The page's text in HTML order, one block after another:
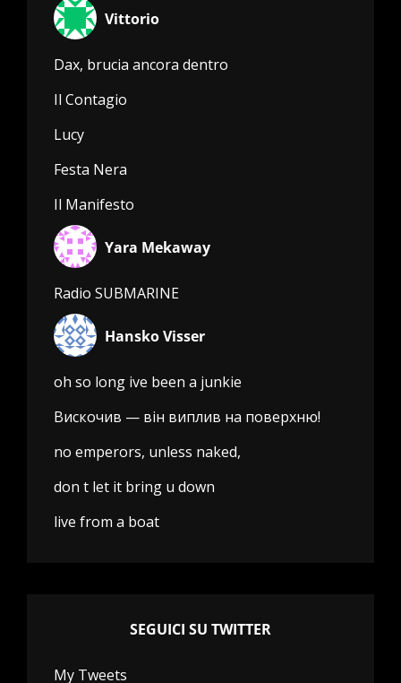
Vittorio
Dax, brucia ancora dentro
Il Contagio
Lucy
Festa Nera
Il Manifesto
Yara Mekaway
Radio SUBMARINE
Hansko Visser
oh so long ive been a junkie
Вискочив — він виплив на поверхню!
no emperors, unless naked,
don t let it bring u down
live from a boat
SEGUICI SU TWITTER
My Tweets